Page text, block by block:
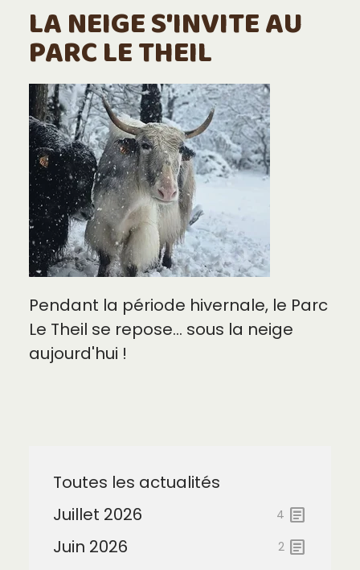
LA NEIGE S'INVITE AU
PARC LE THEIL
Pendant la période hivernale, le Parc
Le Theil se repose… sous la neige
aujourd'hui !
Toutes les actualités
Juillet 2026
4 article
Juin 2026
2 article